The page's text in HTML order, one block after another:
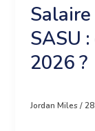
SASU
2026 ?
Jordan Miles/